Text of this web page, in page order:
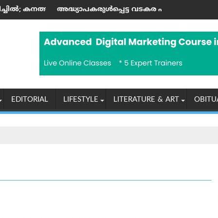
വടകര എംഡി‌എം‌എ കേസില്‍ നിര്‍ണ്ണായക ഡിജിറ്റല്‍
രാശിഫലം (07-08-2026
EDITORIAL LIFESTYLE LITERATURE & ART